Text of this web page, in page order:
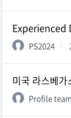
Experienced
PS2024
미국 라스베
Profile